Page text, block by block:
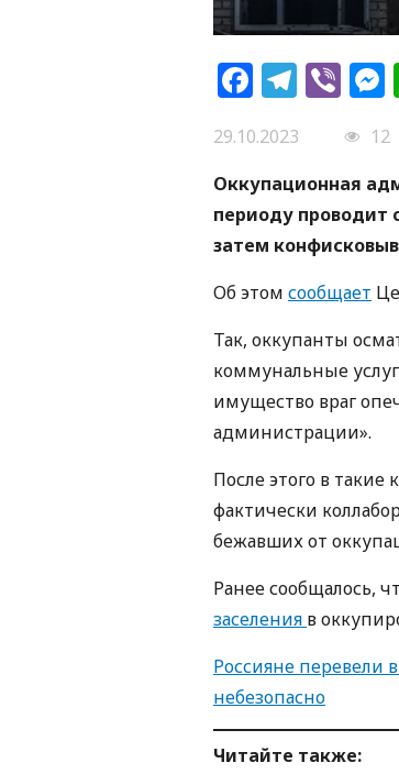
29.10.2023
12
Оккупационная
периоду проводит
затем
Об этом сообщает
Так, оккупанты
коммунальные
имущество враг
администрации».
После этого в
фактически
бежавших от
Ранее сообщалось,
заселения в
Россияне перевели
небезопасно
Читайте также: